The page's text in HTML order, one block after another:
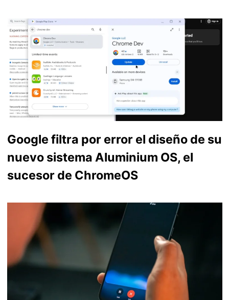
Google filtra por error el diseño de su
nuevo sistema Aluminium OS, el
sucesor de ChromeOS